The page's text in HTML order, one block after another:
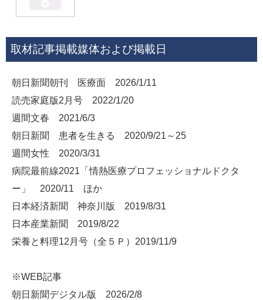
取材記事掲載媒体および掲載日
朝日新聞朝刊 医療面 2026/1/11
読売家庭版2月号 2022/1/20
週間文春 2021/6/3
朝日新聞 患者を生きる 2020/9/21～25
週間女性 2020/3/31
病院最前線2021「情熱医療プロフェッショナルドクタ
ー」 2020/11 ほか
日本経済新聞 神奈川版 2019/8/31
日本産業新聞 2019/8/22
栄養と料理12月号（全５Ｐ）2019/11/9
※WEB記事
朝日新聞デジタル版 2026/2/8